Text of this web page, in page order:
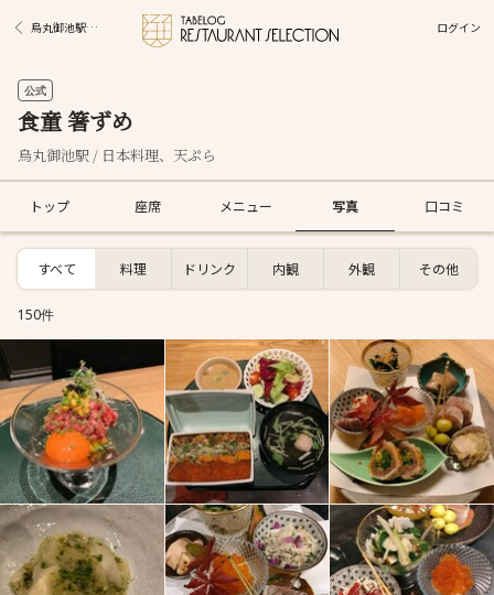
烏丸御池駅グルメ ログイン
公式
食童 箸ずめ
烏丸御池駅 / 日本料理、天ぷら
トップ 座席 メニュー 写真 口コミ
すべて 料理 ドリンク 内観 外観 その他
150件